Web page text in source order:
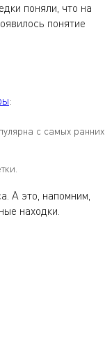
поняли, что на
понятие
:
с самых ранних
А это, напомним,
находки.